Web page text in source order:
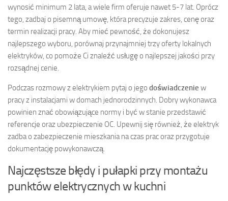
wynosić minimum 2 lata, a wiele firm oferuje nawet 5-7 lat. Oprócz
tego, zadbaj o pisemną umowę, która precyzuje zakres, cenę oraz
termin realizacji pracy. Aby mieć pewność, że dokonujesz
najlepszego wyboru, porównaj przynajmniej trzy oferty lokalnych
elektryków, co pomoże Ci znaleźć usługę o najlepszej jakości przy
rozsądnej cenie.
Podczas rozmowy z elektrykiem pytaj o jego doświadczenie w
pracy z instalacjami w domach jednorodzinnych. Dobry wykonawca
powinien znać obowiązujące normy i być w stanie przedstawić
referencje oraz ubezpieczenie OC. Upewnij się również, że elektryk
zadba o zabezpieczenie mieszkania na czas prac oraz przygotuje
dokumentację powykonawczą.
Najczęstsze błędy i pułapki przy montażu
punktów elektrycznych w kuchni